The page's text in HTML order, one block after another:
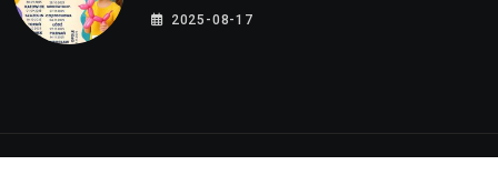
– jesień 2025
2025-08-17